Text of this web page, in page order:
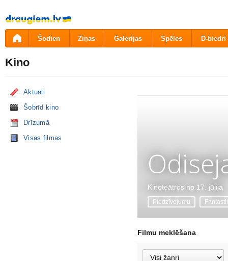
Pāriet
uz
saturu
Šodien Ziņas Galerijas Spēles D-biedri
Kino
Aktuāli
Šobrīd kino
Drīzumā
Visas filmas
Kinoteātros no 17. jūlija
Piedzīvojumu
Filmu meklēšana